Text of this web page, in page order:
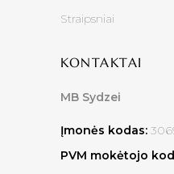
Straipsniai
KONTAKTAI
MB Sydzei
Įmonės kodas:
PVM mokėtojo